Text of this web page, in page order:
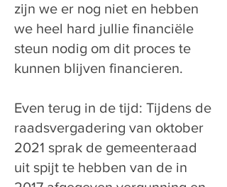
zijn we er nog niet en hebben
we heel hard jullie financiële
steun nodig om dit proces te
kunnen blijven financieren.
Even terug in de tijd: Tijdens de
raadsvergadering van oktober
2021 sprak de gemeenteraad
uit spijt te hebben van de in